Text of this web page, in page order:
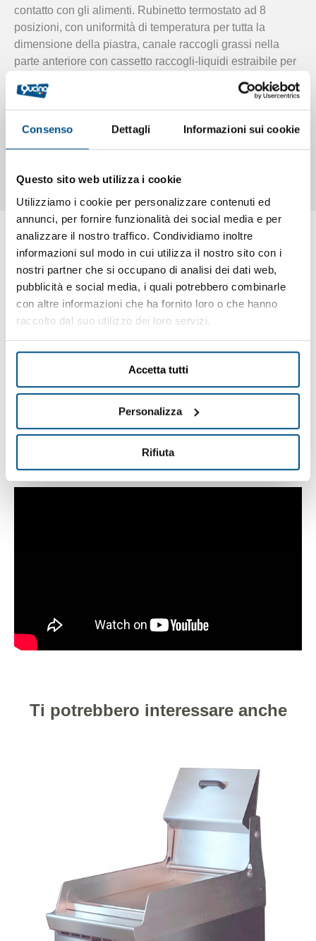
Consenso Dettagli Informazioni sui cookie
Questo sito web utilizza i cookie
Utilizziamo i cookie per personalizzare contenuti ed
annunci, per fornire funzionalità dei social media e per
analizzare il nostro traffico. Condividiamo inoltre
informazioni sul modo in cui utilizza il nostro sito con i
nostri partner che si occupano di analisi dei dati web,
pubblicità e social media, i quali potrebbero combinarle
con altre informazioni che ha fornito loro o che hanno
raccolto dal suo utilizzo dei loro servizi.
Accetta tutti
Personalizza
Rifiuta
contatto con gli alimenti. Rubinetto termostato ad 8
posizioni, con uniformità di temperatura per tutta la
dimensione della piastra, canale raccogli grassi nella
parte anteriore con cassetto raccogli-liquidi estraibile per
sostituire dal lato anteriore della macchina smontando il
cruscotto esterno. Optional portina ad anta inox completa
di cerniere e calamita, kit coperchio speciale per ridurre
tempi di lavoro e calo-peso (“effetto forno”) ed ottenere
Video Tutorial
Video Ricetta
Ti potrebbero interessare anche